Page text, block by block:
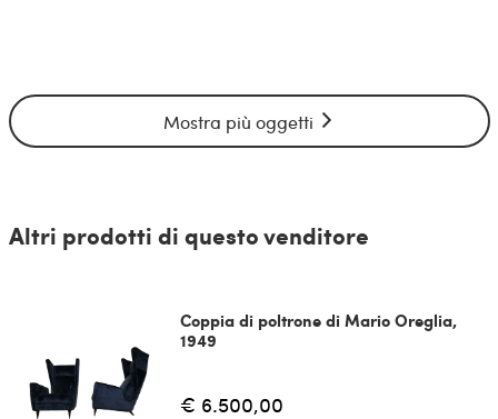
Mostra più oggetti
Altri prodotti di questo venditore
Coppia di poltrone di Mario Oreglia,
1949
€ 6.500,00